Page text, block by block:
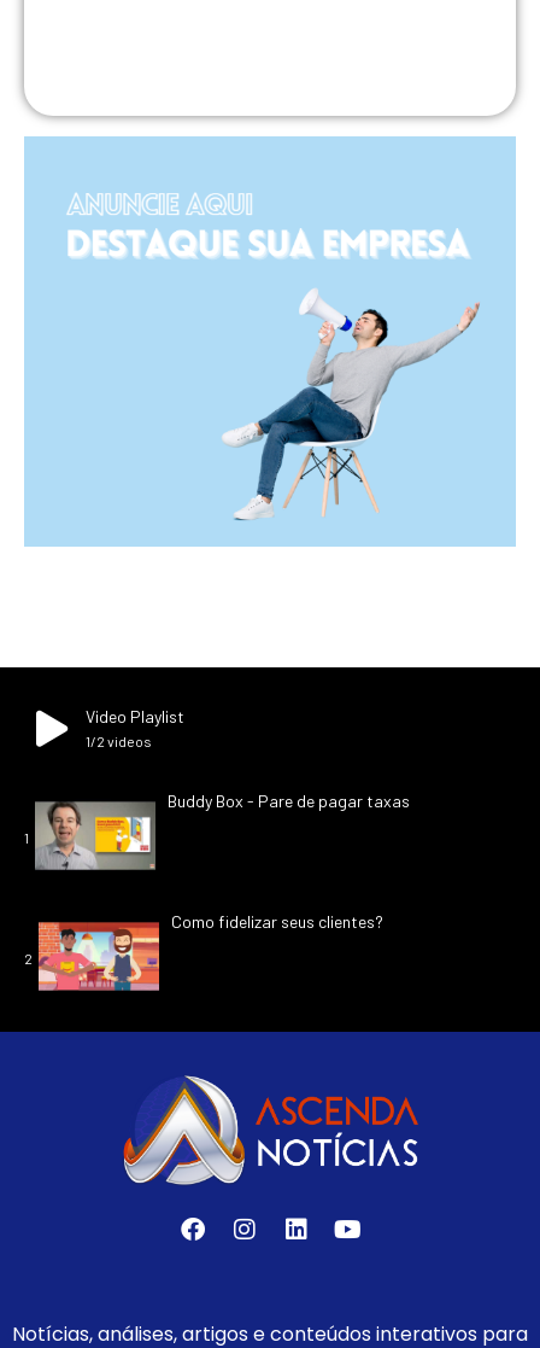
Video Playlist
1/2 videos
1
Buddy Box - Pare de pagar taxas
2
Como fidelizar seus clientes?
Notícias, análises, artigos e conteúdos interativos para